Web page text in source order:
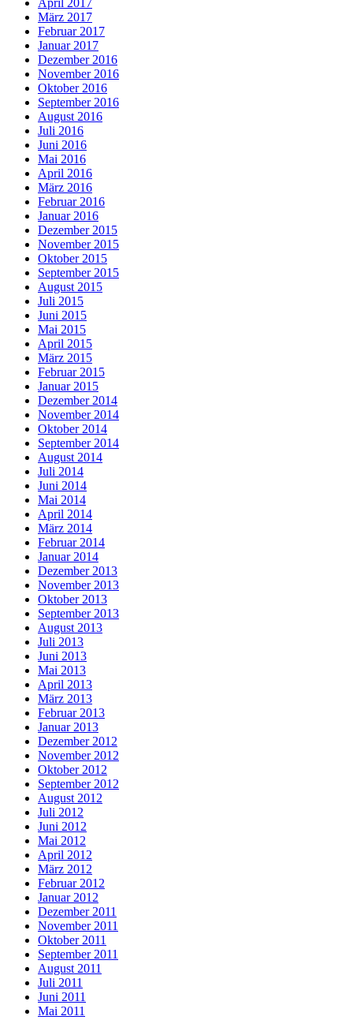
April 2017
März 2017
Februar 2017
Januar 2017
Dezember 2016
November 2016
Oktober 2016
September 2016
August 2016
Juli 2016
Juni 2016
Mai 2016
April 2016
März 2016
Februar 2016
Januar 2016
Dezember 2015
November 2015
Oktober 2015
September 2015
August 2015
Juli 2015
Juni 2015
Mai 2015
April 2015
März 2015
Februar 2015
Januar 2015
Dezember 2014
November 2014
Oktober 2014
September 2014
August 2014
Juli 2014
Juni 2014
Mai 2014
April 2014
März 2014
Februar 2014
Januar 2014
Dezember 2013
November 2013
Oktober 2013
September 2013
August 2013
Juli 2013
Juni 2013
Mai 2013
April 2013
März 2013
Februar 2013
Januar 2013
Dezember 2012
November 2012
Oktober 2012
September 2012
August 2012
Juli 2012
Juni 2012
Mai 2012
April 2012
März 2012
Februar 2012
Januar 2012
Dezember 2011
November 2011
Oktober 2011
September 2011
August 2011
Juli 2011
Juni 2011
Mai 2011